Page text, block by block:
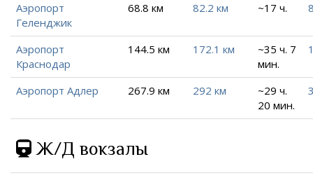
Аэропорт
Геленджик
68.8 км 82.2 км ~17 ч.
Аэропорт
Краснодар
144.5 км 172.1 км
~35 ч. 7
мин.
Аэропорт Адлер 267.9 км 292 км
~29 ч.
20 мин.
Ж/Д вокзалы